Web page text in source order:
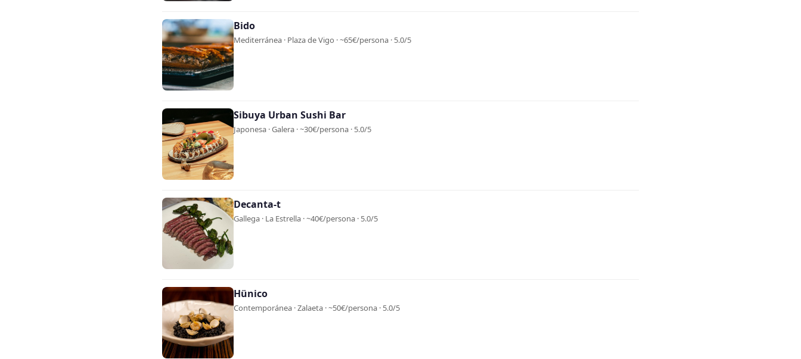
Bido
Mediterránea · Plaza de Vigo · ~65€/persona · 5.0/5
Sibuya Urban Sushi Bar
Japonesa · Galera · ~30€/persona · 5.0/5
Decanta-t
Gallega · La Estrella · ~40€/persona · 5.0/5
Hünico
Contemporánea · Zalaeta · ~50€/persona · 5.0/5